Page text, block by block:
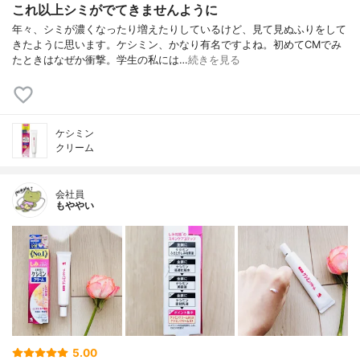
これ以上シミがでてきませんように
年々、シミが濃くなったり増えたりしているけど、見て見ぬふりをして
きたように思います。ケシミン、かなり有名ですよね。初めてCMでみ
たときはなぜか衝撃。学生の私には…続きを見る
ケシミン
クリーム
会社員
もややい
5.00